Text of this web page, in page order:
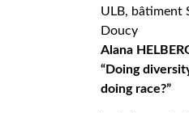
ULB, bâtiment
Doucy
Alana
“Doing
doing race?”